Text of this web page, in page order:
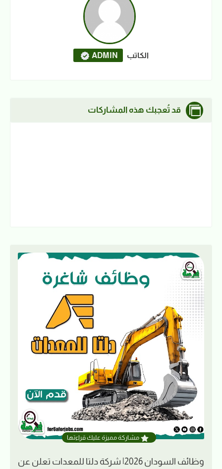
الكاتب ADMIN
قد تُعجبك هذه المشاركات
مشاركة مميزة عليك قراءتها
وظائف السودان 2026| شركة دلتا للمعدات تعلن عن